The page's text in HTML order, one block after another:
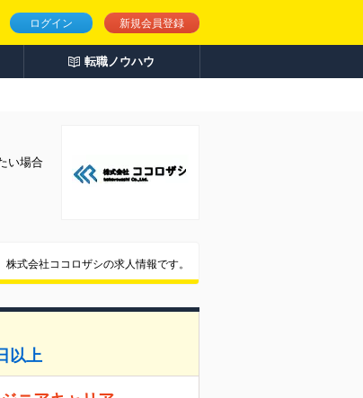
ログイン 新規会員登録
転職ノウハウ
い場合
株式会社ココロザシの求人情報です。
以上